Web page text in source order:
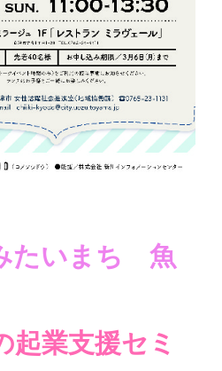
たいまち 魚
起業支援セミ